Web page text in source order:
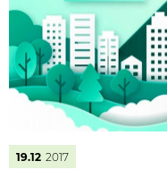
19.12 2017